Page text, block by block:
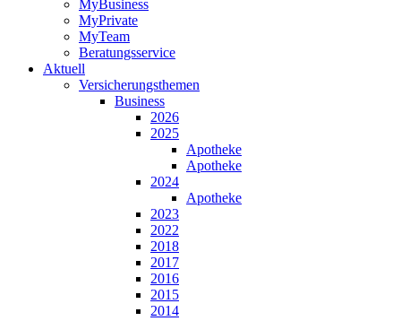
MyBusiness
MyPrivate
MyTeam
Beratungsservice
Aktuell
Versicherungsthemen
Business
2026
2025
Apotheke
Apotheke
2024
Apotheke
2023
2022
2018
2017
2016
2015
2014